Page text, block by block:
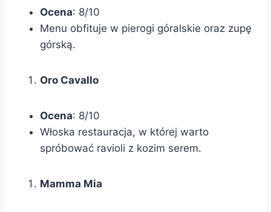
Ocena: 8/10
Menu obfituje w pierogi góralskie oraz zupę
górską.
Oro Cavallo
Ocena: 8/10
Włoska restauracja, w której warto
spróbować ravioli z kozim serem.
Mamma Mia